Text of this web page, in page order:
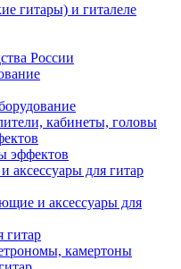
гитары) и гиталеле
России
кабинеты, головы
эффектов
аксессуары для гитар
и аксессуары для
гитар
камертоны